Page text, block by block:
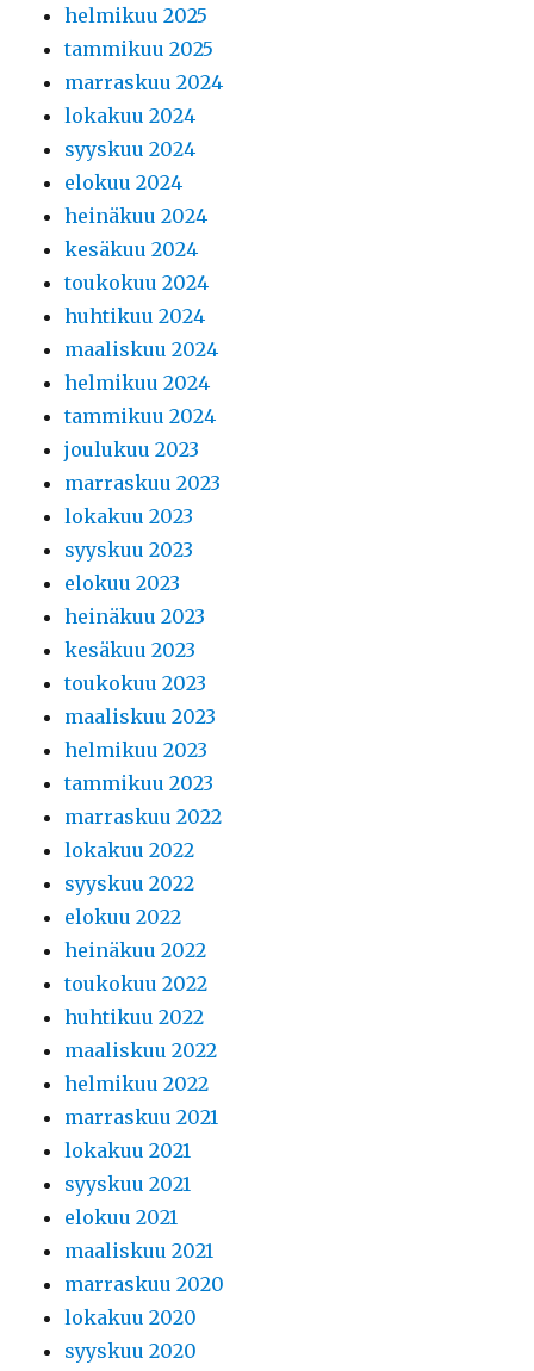
helmikuu 2025
tammikuu 2025
marraskuu 2024
lokakuu 2024
syyskuu 2024
elokuu 2024
heinäkuu 2024
kesäkuu 2024
toukokuu 2024
huhtikuu 2024
maaliskuu 2024
helmikuu 2024
tammikuu 2024
joulukuu 2023
marraskuu 2023
lokakuu 2023
syyskuu 2023
elokuu 2023
heinäkuu 2023
kesäkuu 2023
toukokuu 2023
maaliskuu 2023
helmikuu 2023
tammikuu 2023
marraskuu 2022
lokakuu 2022
syyskuu 2022
elokuu 2022
heinäkuu 2022
toukokuu 2022
huhtikuu 2022
maaliskuu 2022
helmikuu 2022
marraskuu 2021
lokakuu 2021
syyskuu 2021
elokuu 2021
maaliskuu 2021
marraskuu 2020
lokakuu 2020
syyskuu 2020